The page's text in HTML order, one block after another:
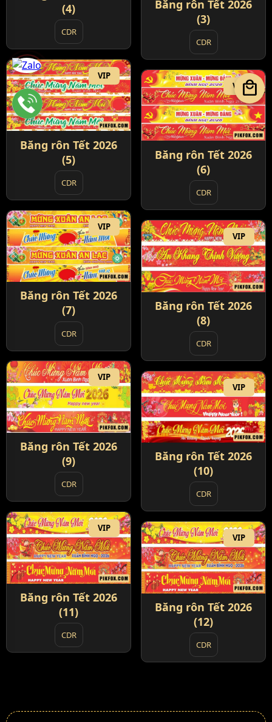
Băng rôn Tết 2026
(3)
CDR
(4)
CDR
VIP
Băng rôn Tết 2026
(5)
CDR
VIP
Băng rôn Tết 2026
(6)
CDR
VIP
Băng rôn Tết 2026
(7)
CDR
VIP
Băng rôn Tết 2026
(8)
CDR
VIP
Băng rôn Tết 2026
(9)
CDR
VIP
Băng rôn Tết 2026
(10)
CDR
VIP
Băng rôn Tết 2026
(11)
CDR
VIP
Băng rôn Tết 2026
(12)
CDR
local_mall